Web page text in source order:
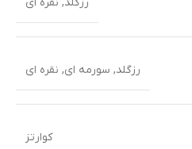
رزگلد, سورمه ای, نقره ای
کوارتز